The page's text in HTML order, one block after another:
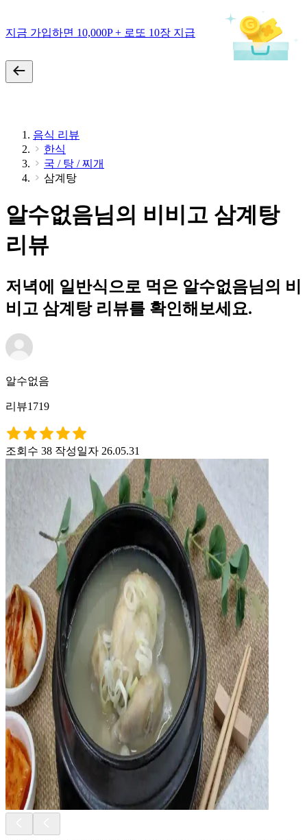
지금 가입하면 10,000P + 로또 10장 지급
음식 리뷰
한식
국 / 탕 / 찌개
삼계탕
알수없음님의 비비고 삼계탕
리뷰
저녁에 일반식으로 먹은 알수없음님의 비
비고 삼계탕 리뷰를 확인해보세요.
알수없음
리뷰1719
조회수 38 작성일자 26.05.31